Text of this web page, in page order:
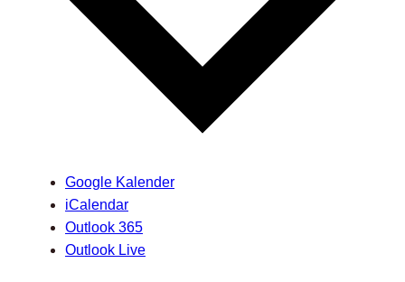
Google Kalender
iCalendar
Outlook 365
Outlook Live